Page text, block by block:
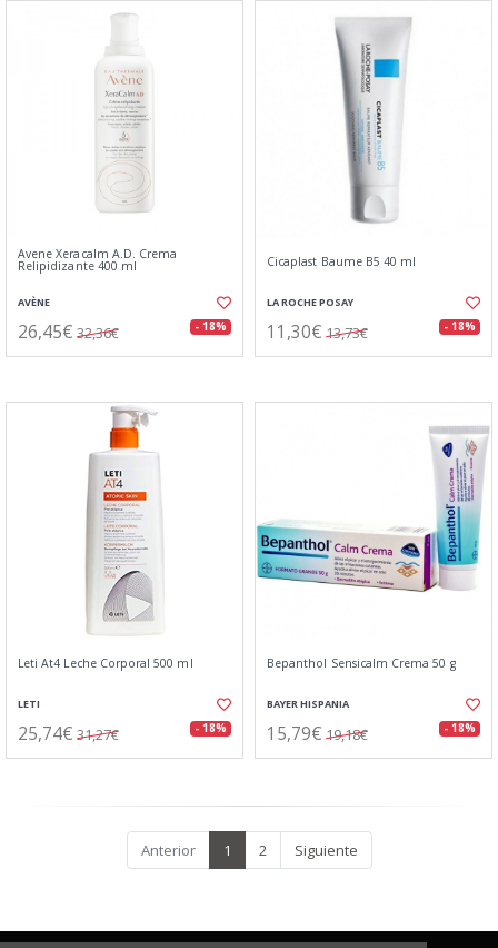
Avene Xeracalm A.D. Crema
Relipidizante 400 ml
AVÈNE
26,45€ 32,36€ - 18%
Cicaplast Baume B5 40 ml
LA ROCHE POSAY
11,30€ 13,73€ - 18%
Leti At4 Leche Corporal 500 ml
LETI
25,74€ 31,27€ - 18%
Bepanthol Sensicalm Crema 50 g
BAYER HISPANIA
15,79€ 19,18€ - 18%
Anterior 1 2 Siguiente